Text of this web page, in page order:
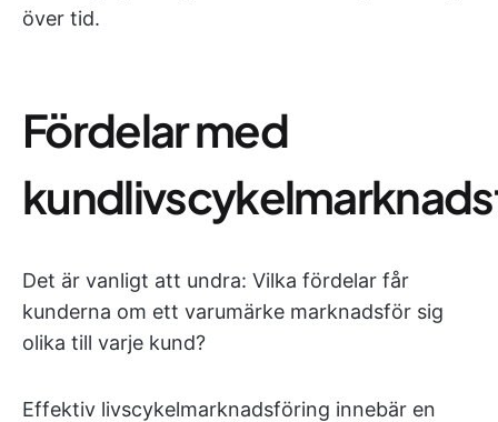
över tid.
Fördelar med
Det är vanligt att undra: Vilka fördelar får
kunderna om ett varumärke marknadsför sig
olika till varje kund?
Effektiv livscykelmarknadsföring innebär en